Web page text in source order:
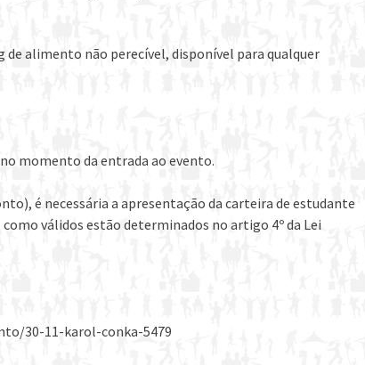
alimento não perecível, disponível para qualquer
momento da entrada ao evento.
é necessária a apresentação da carteira de estudante
válidos estão determinados no artigo 4º da Lei
30-11-karol-conka-5479